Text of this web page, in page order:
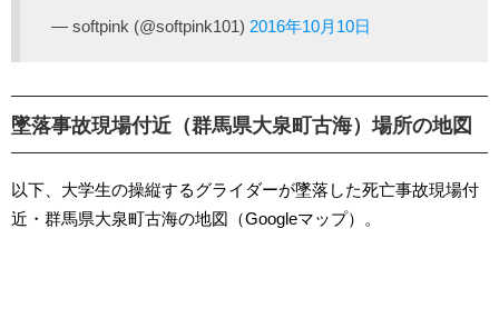
— softpink (@softpink101) 2016年10月10日
墜落事故現場付近（群馬県大泉町古海）場所の地図
以下、大学生の操縦するグライダーが墜落した死亡事故現場付
近・群馬県大泉町古海の地図（Googleマップ）。